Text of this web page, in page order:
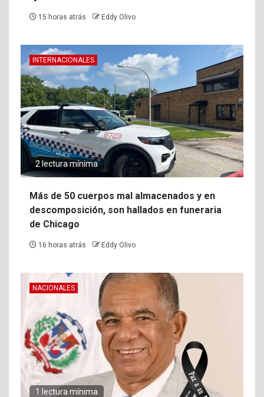
15 horas atrás Eddy Olivo
INTERNACIONALES
2 lectura mínima
Más de 50 cuerpos mal almacenados y en
descomposición, son hallados en funeraria
de Chicago
16 horas atrás Eddy Olivo
NACIONALES
1 lectura mínima